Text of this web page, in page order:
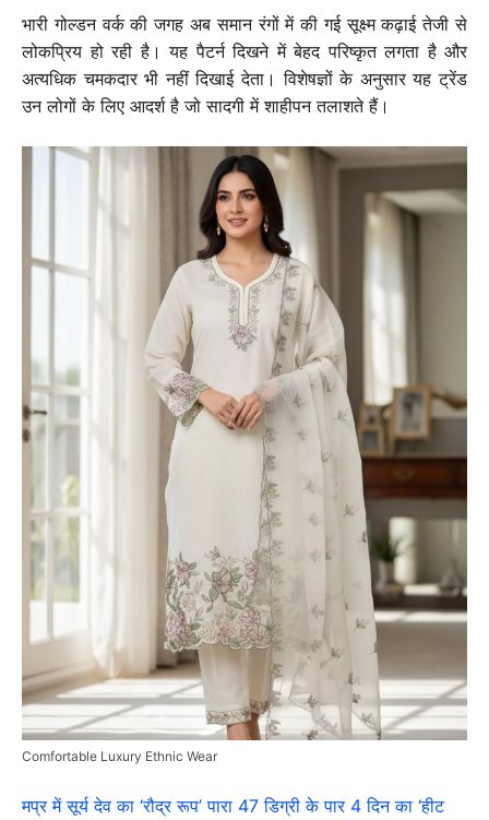
भारी गोल्डन वर्क की जगह अब समान रंगों में की गई सूक्ष्म कढ़ाई तेजी से
लोकप्रिय हो रही है। यह पैटर्न दिखने में बेहद परिष्कृत लगता है और
अत्यधिक चमकदार भी नहीं दिखाई देता। विशेषज्ञों के अनुसार यह ट्रेंड
उन लोगों के लिए आदर्श है जो सादगी में शाहीपन तलाशते हैं।
Comfortable Luxury Ethnic Wear
मप्र में सूर्य देव का ‘रौद्र रूप’ पारा 47 डिग्री के पार 4 दिन का ‘हीट